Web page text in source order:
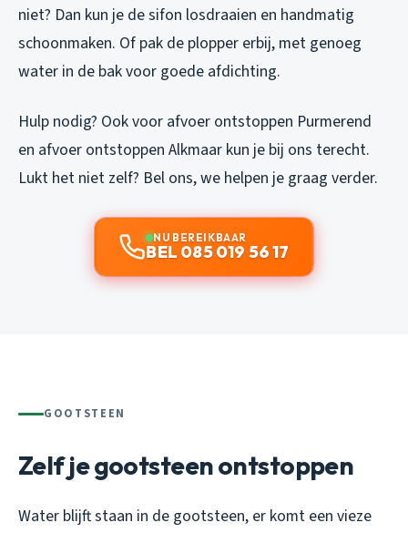
niet? Dan kun je de sifon losdraaien en handmatig
schoonmaken. Of pak de plopper erbij, met genoeg
water in de bak voor goede afdichting.
Hulp nodig? Ook voor afvoer ontstoppen Purmerend
en afvoer ontstoppen Alkmaar kun je bij ons terecht.
Lukt het niet zelf? Bel ons, we helpen je graag verder.
NU BEREIKBAAR
BEL 085 019 56 17
GOOTSTEEN
Zelf je gootsteen ontstoppen
Water blijft staan in de gootsteen, er komt een vieze